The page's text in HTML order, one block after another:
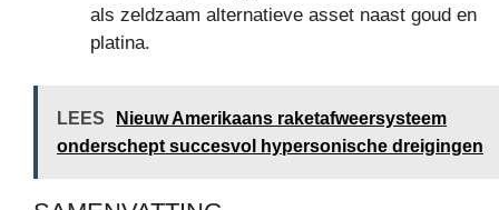
als zeldzaam alternatieve asset naast goud en
platina.
LEES
Nieuw Amerikaans raketafweersysteem
onderschept succesvol hypersonische dreigingen